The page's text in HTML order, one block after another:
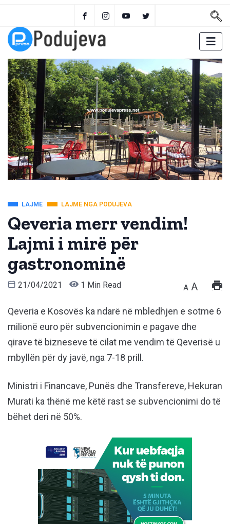
LAJME LAJME NGA PODUJEVA
Qeveria merr vendim!
Lajmi i mirë për
gastronominë
21/04/2021 1 Min Read A A
Qeveria e Kosovës ka ndarë në mbledhjen e sotme 6
milionë euro për subvencionimin e pagave dhe
qirave të bizneseve të cilat me vendim të Qeverisë u
mbyllën për dy javë, nga 7-18 prill.
Ministri i Financave, Punës dhe Transfereve, Hekuran
Murati ka thënë me këtë rast se subvencionimi do të
bëhet deri në 50%.